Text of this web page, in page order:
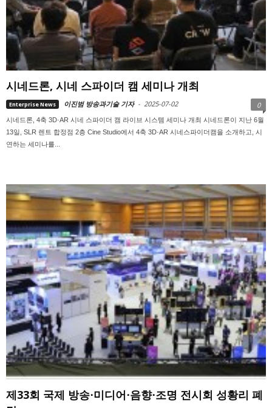
시네드론, 시네 스파이더 캠 세미나 개최
Enterprise News 이진범 방송과기술 기자 - 2025-07-02 0
시네드론, 4축 3D·AR 시네 스파이더 캠 라이브 시스템 세미나 개최 시네드론이 지난 6월
13일, SLR 렌트 합정점 2층 Cine Studio에서 4축 3D·AR 시네스파이더캠을 소개하고, 시
연하는 세미나를...
제33회 국제 방송⋅미디어⋅음향⋅조명 전시회 성황리 폐